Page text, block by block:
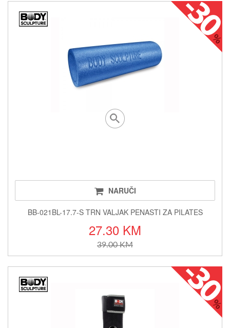
NARUČI
BB-021BL-17.7-S TRN VALJAK PENASTI ZA PILATES
27.30 KM
39.00 KM